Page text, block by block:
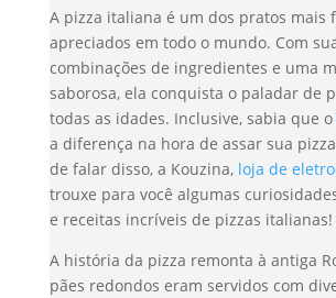
A pizza italiana é um dos pratos mais
apreciados em todo o mundo. Com
combinações de ingredientes e uma
saborosa, ela conquista o paladar de
todas as idades. Inclusive, sabia que o
a diferença na hora de assar sua
de falar disso, a Kouzina, loja de
trouxe para você algumas
e receitas incríveis de pizzas
A história da pizza remonta à antiga
pães redondos eram servidos com